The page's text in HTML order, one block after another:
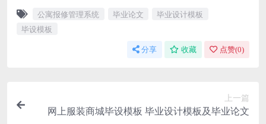
公寓报修管理系统 毕业论文
毕业设计模板
毕设模板
分享 收藏 点赞(0)
上一篇
网上服装商城毕设模板 毕业设计模板及毕业论文